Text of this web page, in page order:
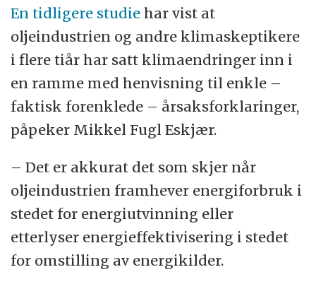
En tidligere studie har vist at
oljeindustrien og andre klimaskeptikere
i flere tiår har satt klimaendringer inn i
en ramme med henvisning til enkle –
faktisk forenklede – årsaksforklaringer,
påpeker Mikkel Fugl Eskjær.
– Det er akkurat det som skjer når
oljeindustrien framhever energiforbruk i
stedet for energiutvinning eller
etterlyser energieffektivisering i stedet
for omstilling av energikilder.